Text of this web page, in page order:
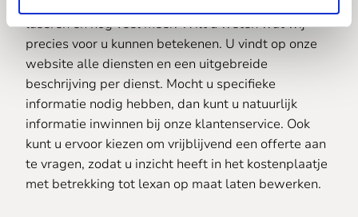
laseren en nog veel meer. Wilt u weten wat wij
precies voor u kunnen betekenen. U vindt op onze
website alle diensten en een uitgebreide
beschrijving per dienst. Mocht u specifieke
informatie nodig hebben, dan kunt u natuurlijk
informatie inwinnen bij onze klantenservice. Ook
kunt u ervoor kiezen om vrijblijvend een offerte aan
te vragen, zodat u inzicht heeft in het kostenplaatje
met betrekking tot lexan op maat laten bewerken.